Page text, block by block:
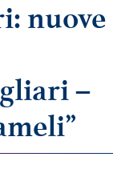
nuove
–